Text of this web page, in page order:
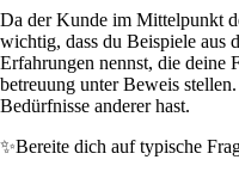
Da der Kunde im Mittelpunkt
wichtig, dass du Beispiele aus
Erfahrungen nennst, die deine
betreuung unter Beweis
Bedürfnisse anderer hast.
✨Bereite dich auf typische